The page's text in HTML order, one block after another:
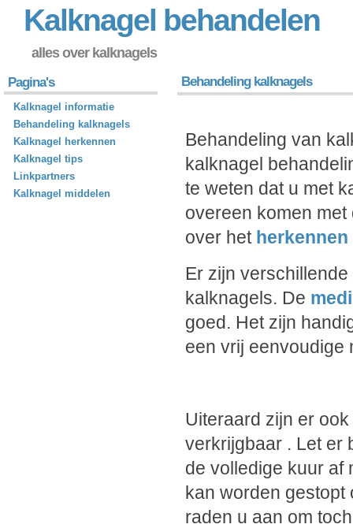
Kalknagel behandelen
alles over kalknagels
Behandeling kalknagels
Behandeling van
kalknagel
te weten dat u met
overeen komen
over het
Er zijn
kalknagels. De
goed. Het zijn
een vrij eenvoudige
Uiteraard zijn er
verkrijgbaar . Let er
de volledige kuur af
kan worden gestopt
raden u aan om
Pagina's
Kalknagel informatie
Behandeling kalknagels
Kalknagel herkennen
Kalknagel tips
Linkpartners
Kalknagel middelen